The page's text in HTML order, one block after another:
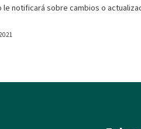
le notificará sobre cambios o